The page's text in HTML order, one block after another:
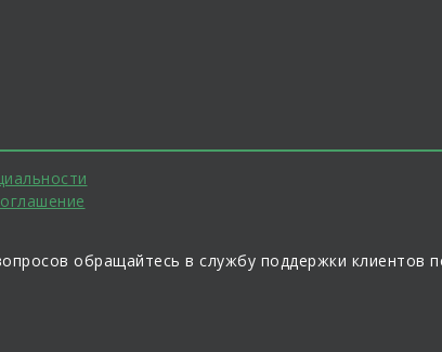
обращайтесь в службу поддержки клиентов